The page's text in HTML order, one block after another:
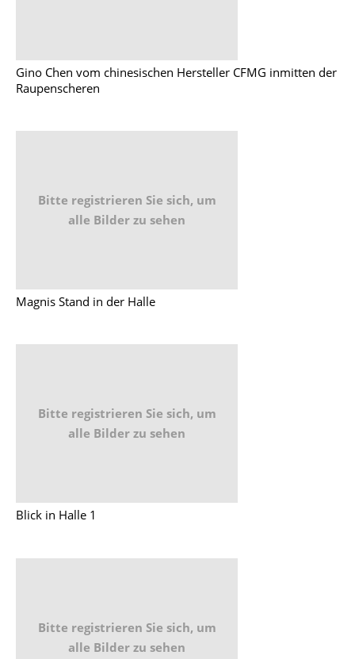
Gino Chen vom chinesischen Hersteller CFMG inmitten der
Raupenscheren
Bitte registrieren Sie sich, um
alle Bilder zu sehen
Magnis Stand in der Halle
Bitte registrieren Sie sich, um
alle Bilder zu sehen
Blick in Halle 1
Bitte registrieren Sie sich, um
alle Bilder zu sehen